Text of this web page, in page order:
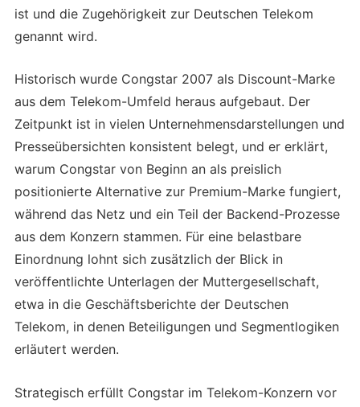
ist und die Zugehörigkeit zur Deutschen Telekom
genannt wird.
Historisch wurde Congstar 2007 als Discount-Marke
aus dem Telekom-Umfeld heraus aufgebaut. Der
Zeitpunkt ist in vielen Unternehmensdarstellungen und
Presseübersichten konsistent belegt, und er erklärt,
warum Congstar von Beginn an als preislich
positionierte Alternative zur Premium-Marke fungiert,
während das Netz und ein Teil der Backend-Prozesse
aus dem Konzern stammen. Für eine belastbare
Einordnung lohnt sich zusätzlich der Blick in
veröffentlichte Unterlagen der Muttergesellschaft,
etwa in die Geschäftsberichte der Deutschen
Telekom, in denen Beteiligungen und Segmentlogiken
erläutert werden.
Strategisch erfüllt Congstar im Telekom-Konzern vor